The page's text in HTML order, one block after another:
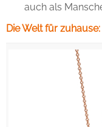
auch als
Die Welt für zuhause: